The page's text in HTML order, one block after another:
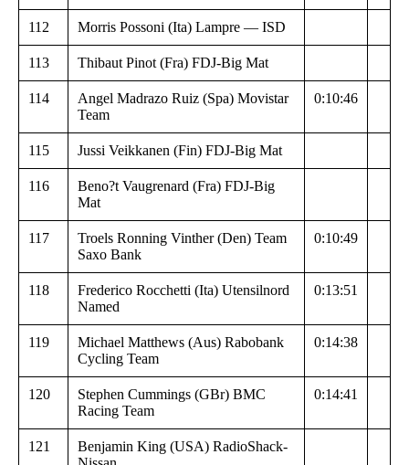
112 Morris Possoni (Ita) Lampre — ISD
113 Thibaut Pinot (Fra) FDJ-Big Mat
114
Angel Madrazo Ruiz (Spa) Movistar
Team
0:10:46
115 Jussi Veikkanen (Fin) FDJ-Big Mat
116
Beno?t Vaugrenard (Fra) FDJ-Big
Mat
117
Troels Ronning Vinther (Den) Team
Saxo Bank
0:10:49
118
Frederico Rocchetti (Ita) Utensilnord
Named
0:13:51
119
Michael Matthews (Aus) Rabobank
Cycling Team
0:14:38
120
Stephen Cummings (GBr) BMC
Racing Team
0:14:41
121
Benjamin King (USA) RadioShack-